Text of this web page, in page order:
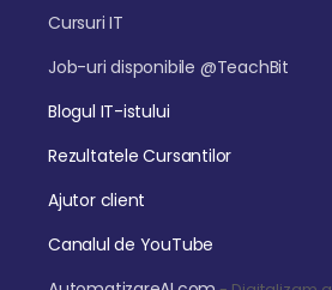
Cursuri IT
Job-uri disponibile @TeachBit
Blogul IT-istului
Rezultatele Cursantilor
Ajutor client
Canalul de YouTube